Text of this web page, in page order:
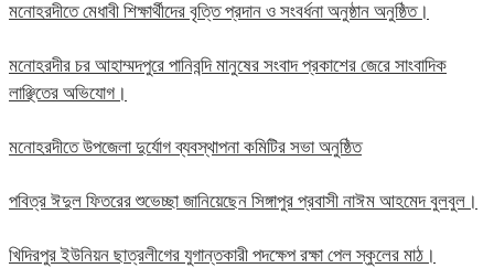
মনোহরদীতে মেধাবী শিক্ষার্থীদের বৃত্তি প্রদান ও সংবর্ধনা অনুষ্ঠান অনুষ্ঠিত।
মনোহরদীর চর আহাম্মদপুরে পানিবন্দি মানুষের সংবাদ প্রকাশের জেরে সাংবাদিক
লাঞ্ছিতের অভিযোগ।
মনোহরদীতে উপজেলা দুর্যোগ ব্যবস্থাপনা কমিটির সভা অনুষ্ঠিত
পবিত্র ঈদুল ফিতরের শুভেচ্ছা জানিয়েছেন সিঙ্গাপুর প্রবাসী নাঈম আহমেদ বুলবুল।
খিদিরপুর ইউনিয়ন ছাত্রলীগের যুগান্তকারী পদক্ষেপ রক্ষা পেল স্কুলের মাঠ।